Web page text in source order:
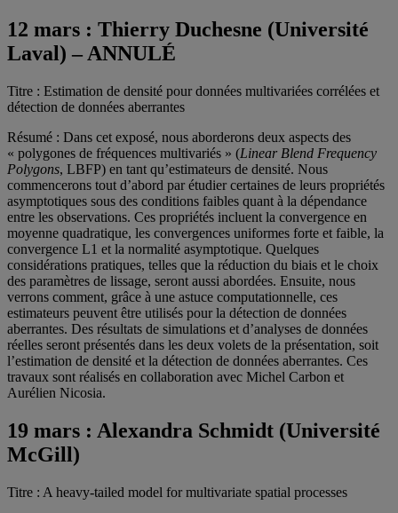
12 mars : Thierry Duchesne (Université
Laval) – ANNULÉ
Titre : Estimation de densité pour données multivariées corrélées et
détection de données aberrantes
Résumé : Dans cet exposé, nous aborderons deux aspects des
« polygones de fréquences multivariés » (Linear Blend Frequency
Polygons, LBFP) en tant qu’estimateurs de densité. Nous
commencerons tout d’abord par étudier certaines de leurs propriétés
asymptotiques sous des conditions faibles quant à la dépendance
entre les observations. Ces propriétés incluent la convergence en
moyenne quadratique, les convergences uniformes forte et faible, la
convergence L1 et la normalité asymptotique. Quelques
considérations pratiques, telles que la réduction du biais et le choix
des paramètres de lissage, seront aussi abordées. Ensuite, nous
verrons comment, grâce à une astuce computationnelle, ces
estimateurs peuvent être utilisés pour la détection de données
aberrantes. Des résultats de simulations et d’analyses de données
réelles seront présentés dans les deux volets de la présentation, soit
l’estimation de densité et la détection de données aberrantes. Ces
travaux sont réalisés en collaboration avec Michel Carbon et
Aurélien Nicosia.
19 mars : Alexandra Schmidt (Université
McGill)
Titre : A heavy-tailed model for multivariate spatial processes